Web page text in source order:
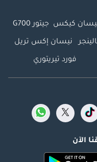
كيكس جيتور G700
نيسان إكس تريل
فورد تيريتوري
الآن